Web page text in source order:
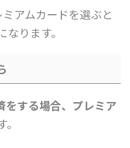
アムカードを選ぶと
ります。
する場合、プレミア
。